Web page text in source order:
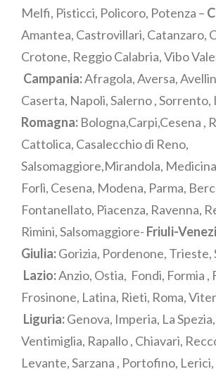
Melfi, Pisticci, Policoro, Potenza –
Amantea, Castrovillari, Catanzaro,
Crotone, Reggio Calabria, Vibo
Campania:Afragola, Aversa,
Caserta, Napoli, Salerno , Sorrento,
Romagna: Bologna,Carpi,Cesena ,
Cattolica, Casalecchio di Reno,
Salsomaggiore,Mirandola,
Forlì, Cesena, Modena, Parma,
Fontanellato, Piacenza, Ravenna,
Rimini, Salsomaggiore- Friuli-
Giulia:Gorizia, Pordenone, Trieste,
Lazio:Anzio, Ostia, Fondi, Formia ,
Frosinone, Latina, Rieti, Roma,
Liguria:Genova, Imperia, La
Ventimiglia, Rapallo , Chiavari,
Levante, Sarzana , Portofino, Lerici,